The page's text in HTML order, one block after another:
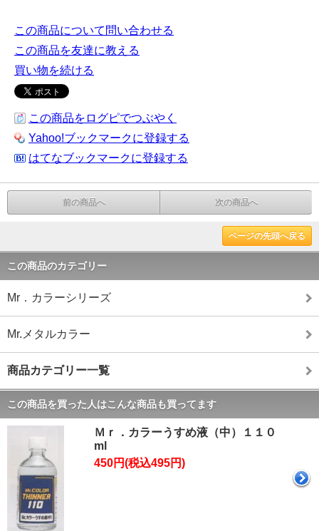
この商品について問い合わせる
この商品を友達に教える
買い物を続ける
この商品をログピでつぶやく
Yahoo!ブックマークに登録する
はてなブックマークに登録する
前の商品へ 次の商品へ
ページの先頭へ戻る
この商品のカテゴリー
Mr．カラーシリーズ
Mr.メタルカラー
商品カテゴリー一覧
この商品を買った人はこんな商品も買ってます
Ｍｒ．カラーうすめ液（中）１１０
ml
450円(税込495円)